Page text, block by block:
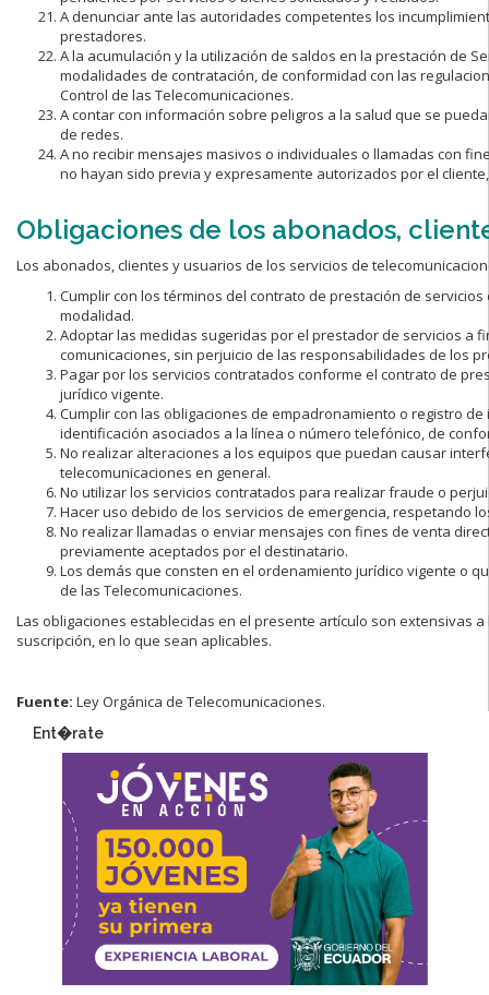
A denunciar ante las autoridades competentes los
prestadores.
A la acumulación y la utilización de saldos en la prestación de
modalidades de contratación, de conformidad con las
Control de las Telecomunicaciones.
A contar con información sobre peligros a la salud que se
de redes.
A no recibir mensajes masivos o individuales o llamadas con
no hayan sido previa y expresamente autorizados por el
Obligaciones de los abonados,
Los abonados, clientes y usuarios de los servicios de
Cumplir con los términos del contrato de prestación de
modalidad.
Adoptar las medidas sugeridas por el prestador de servicios a
comunicaciones, sin perjuicio de las responsabilidades de los
Pagar por los servicios contratados conforme el contrato de
jurídico vigente.
Cumplir con las obligaciones de empadronamiento o registro
identificación asociados a la línea o número telefónico, de
No realizar alteraciones a los equipos que puedan causar
telecomunicaciones en general.
No utilizar los servicios contratados para realizar fraude o
Hacer uso debido de los servicios de emergencia, respetando
No realizar llamadas o enviar mensajes con fines de venta
previamente aceptados por el destinatario.
Los demás que consten en el ordenamiento jurídico vigente o
de las Telecomunicaciones.
Las obligaciones establecidas en el presente artículo son extensivas
suscripción, en lo que sean aplicables.
Fuente: Ley Orgánica de Telecomunicaciones.
Ent�rate